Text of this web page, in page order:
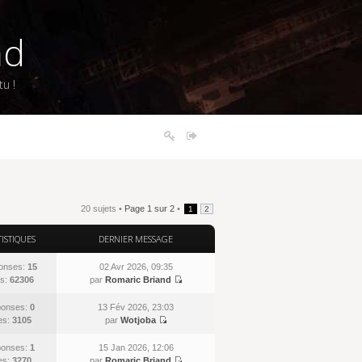
!
20 sujets • Page 1 sur 2 • 1 2
DERNIER MESSAGE
15
62306
02 Avr 2026, 09:35
par Romaric Briand
0
3105
13 Fév 2026, 23:03
par Wotjoba
1
3270
15 Jan 2026, 12:06
par Romaric Briand